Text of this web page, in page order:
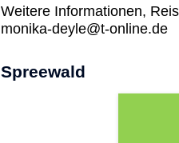
Weitere Informationen,
monika-deyle@t-online.de
Spreewald